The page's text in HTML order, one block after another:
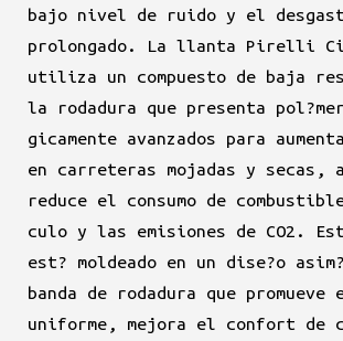
bajo nivel de ruido y el
prolongado. La llanta Pirelli
utiliza un compuesto de baja
la rodadura que presenta
gicamente avanzados para
en carreteras mojadas y secas,
reduce el consumo de
culo y las emisiones de CO2.
est? moldeado en un dise?o
banda de rodadura que promueve
uniforme, mejora el confort de